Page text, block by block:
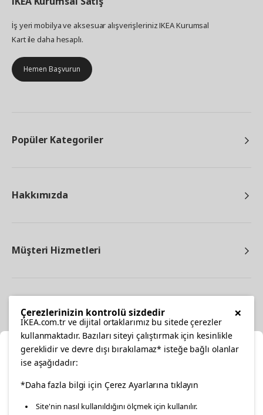
İş yeri mobilya ve aksesuar alışverişleriniz IKEA Kurumsal
Kart ile daha hesaplı.
Hemen Başvurun
Popüler Kategoriler
Hakkımızda
Müşteri Hizmetleri
facebooktwitterinstagrampinterestyoutube
Konumunuzu Seçin
×
Çerezlerinizin kontrolü sizdedir
IKEA.com.tr ve dijital ortaklarımız bu sitede çerezler
kullanmaktadır. Bazıları siteyi çalıştırmak için kesinlikle
gereklidir ve devre dışı bırakılamaz* isteğe bağlı olanlar
ise aşağıdadır:
*Daha fazla bilgi için Çerez Ayarlarına tıklayın
Site'nin nasıl kullanıldığını ölçmek için kullanılır.